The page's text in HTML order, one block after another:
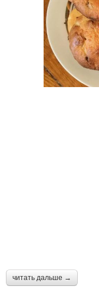
читать дальше →